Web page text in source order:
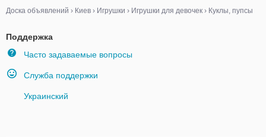
Доска объявлений › Киев › Игрушки › Игрушки для девочек › Куклы, пупсы
Поддержка
Часто задаваемые вопросы
Служба поддержки
Украинский